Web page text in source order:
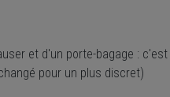
et d'un porte-bagage :
pour un plus discret)